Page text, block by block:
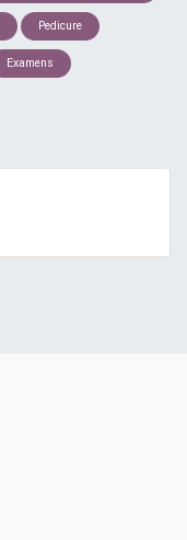
Pedicure
Examens